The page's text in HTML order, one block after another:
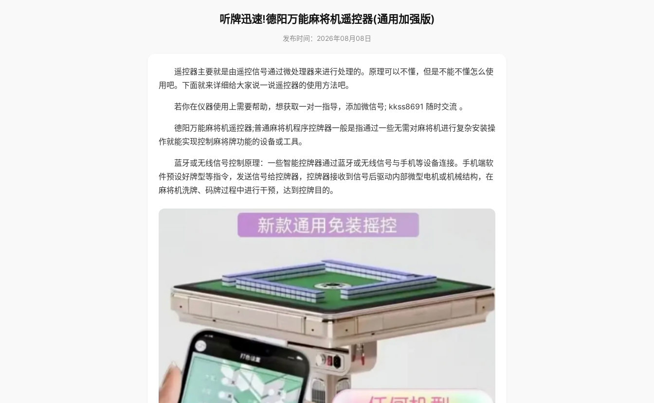
听牌迅速!德阳万能麻将机遥控器(通用加强版)
发布时间：2026年08月08日
遥控器主要就是由遥控信号通过微处理器来进行处理的。原理可以不懂，但是不能不懂怎么使
用吧。下面就来详细给大家说一说遥控器的使用方法吧。
若你在仪器使用上需要帮助，想获取一对一指导，添加微信号; kkss8691 随时交流 。
德阳万能麻将机遥控器;普通麻将机程序控牌器一般是指通过一些无需对麻将机进行复杂安装操
作就能实现控制麻将牌功能的设备或工具。
蓝牙或无线信号控制原理：一些智能控牌器通过蓝牙或无线信号与手机等设备连接。手机端软
件预设好牌型等指令，发送信号给控牌器，控牌器接收到信号后驱动内部微型电机或机械结构，在
麻将机洗牌、码牌过程中进行干预，达到控牌目的。